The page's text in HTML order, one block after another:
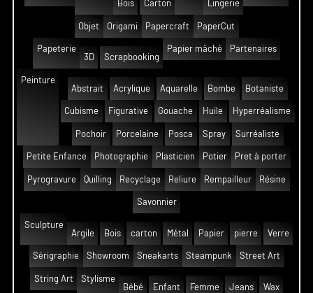
Bois
Carton
Lingerie
Objet Origami Papercraft PaperCut
Papeterie
3D
Scrapbooking
Papier mâché Partenaires
Peinture
Abstrait
Acrylique Aquarelle Bombe Botaniste
Cubisme Figurative Gouache Huile Hyperréalisme
Pochoir Porcelaine Posca Spray Surréaliste
Petite Enfance Photographie Plasticien Potier Pret à porter
Pyrogravure Quilling Recyclage Reliure Rempailleur Résine
Savonnier
Sculpture
Argile
Bois carton Métal Papier pierre Verre
Sérigraphie Showroom Sneakarts Steampunk Street Art
String Art
Stylisme
Bébé
Enfant Femme Jeans Wax